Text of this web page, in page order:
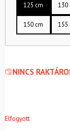
125 cm
130
150 cm 155
NINCS
Elfogyott